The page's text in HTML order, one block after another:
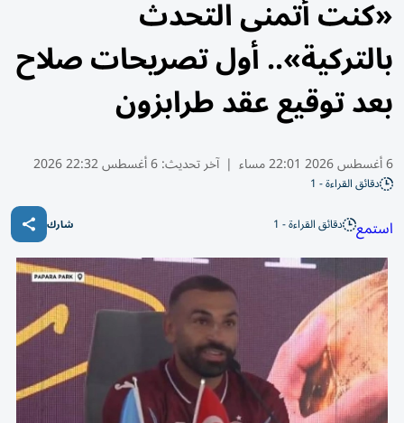
«كنت أتمنى التحدث
بالتركية».. أول تصريحات صلاح
بعد توقيع عقد طرابزون
6 أغسطس 2026 22:01 مساء | آخر تحديث:6 أغسطس 22:32 2026
دقائق القراءة - 1
استمع دقائق القراءة - 1 شارك